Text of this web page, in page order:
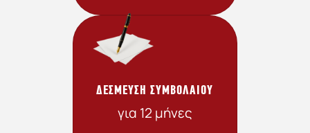
ΔΕΣΜΕΥΣΗ ΣΥΜΒΟΛΑΙΟΥ
για 12 μήνες